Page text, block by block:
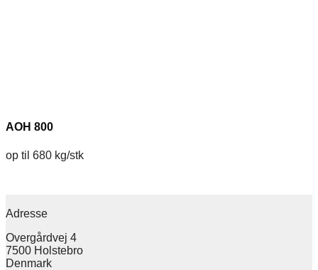
AOH 800
op til 680 kg/stk
Adresse
Overgårdvej 4
7500 Holstebro
Denmark